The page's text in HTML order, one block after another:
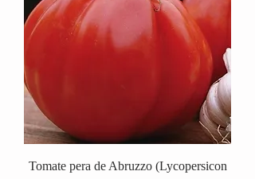
Tomate pera de Abruzzo (Lycopersicon